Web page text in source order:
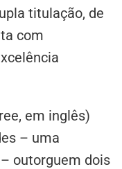
titulação, de
com
em inglês)
– uma
outorguem dois